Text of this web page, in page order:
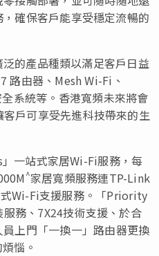
確保客戶能享受穩定流暢的
的產品種類以滿足客戶日益
路由器、Mesh Wi-Fi、
系統等。香港寬頻未來將會
戶可享受先進科技帶來的生
一站式家居Wi-Fi服務，每
^家居寬頻服務連TP-Link
Wi-Fi支援服務。「Priority
務、7X24技術支援、於合
上門「一換一」路由器更換
惱。